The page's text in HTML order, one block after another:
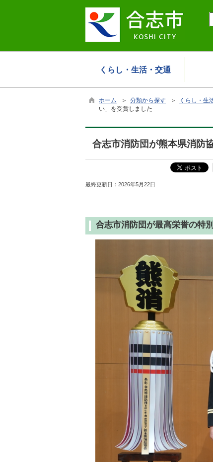
くらし・生活・交通
ホーム ＞ 分類から探す ＞ くらし・生
い」を受賞しました
合志市消防団が熊本県消防
最終更新日： 2026年5月22日
合志市消防団が最高栄誉の特